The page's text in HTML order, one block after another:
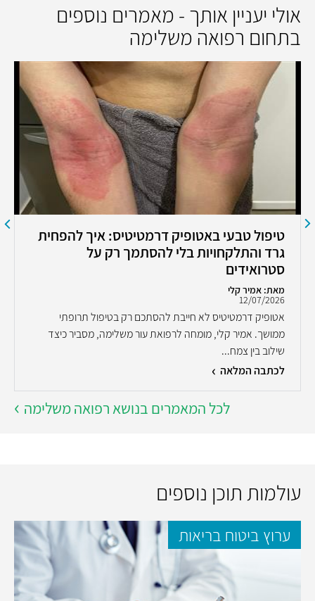
אולי יעניין אותך - מאמרים נוספים
בתחום רפואה משלימה
טיפול טבעי באטופיק דרמטיטיס: איך להפחית
גרד והתלקחויות בלי להסתמך רק על
סטרואידים
מאת: אמיר קלי
12/07/2026
אטופיק דרמטיטיס לא חייבת להסתכם רק בטיפול תרופתי
ממושך. אמיר קלי, מומחה לרפואת עור משלימה, מסביר כיצד
שילוב בין צמח...
לכתבה המלאה
לכל המאמרים בנושא רפואה משלימה
עולמות תוכן נוספים
ערוץ ביטוח בריאות